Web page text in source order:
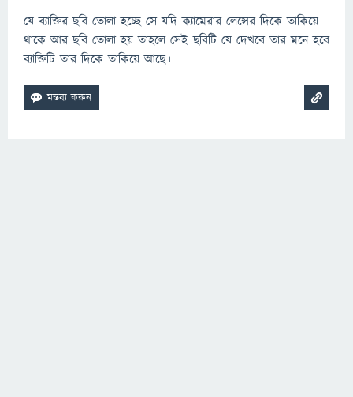
যে ব্যাক্তির ছবি তোলা হচ্ছে সে যদি ক্যামেরার লেন্সের দিকে তাকিয়ে
থাকে আর ছবি তোলা হয় তাহলে সেই ছবিটি যে দেখবে তার মনে হবে
ব্যাক্তিটি তার দিকে তাকিয়ে আছে।